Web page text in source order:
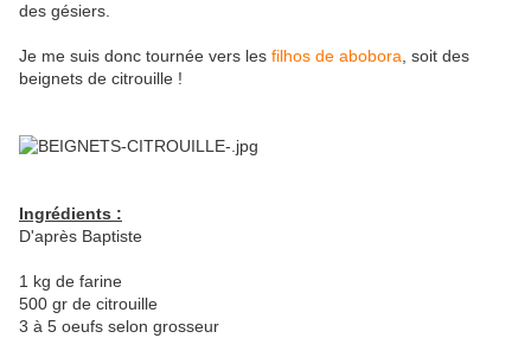
des gésiers.
Je me suis donc tournée vers les filhos de abobora , soit des
beignets de citrouille !
Ingrédients :
D'après Baptiste
1 kg de farine
500 gr de citrouille
3 à 5 oeufs selon grosseur